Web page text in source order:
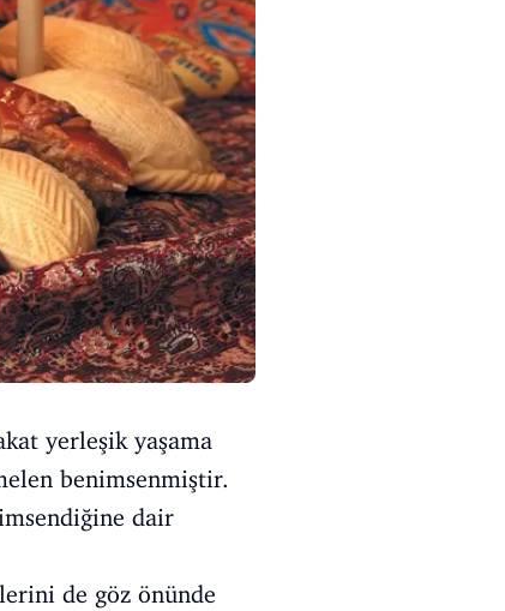
yerleşik yaşama
benimsenmiştir.
dair
de göz önünde